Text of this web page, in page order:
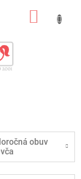
obuv